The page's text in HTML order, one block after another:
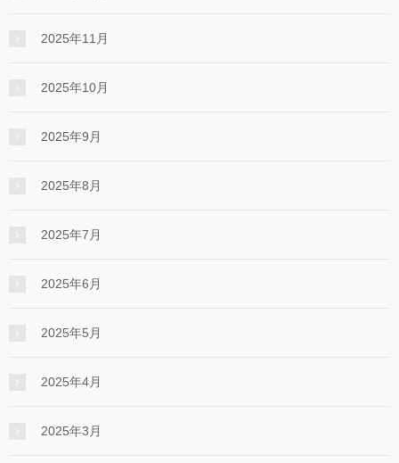
2025年11月
2025年10月
2025年9月
2025年8月
2025年7月
2025年6月
2025年5月
2025年4月
2025年3月